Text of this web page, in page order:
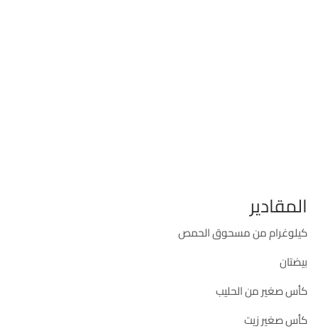
المقادير
كيلوغرام من مسحوق الحمص
بيضتان
كأس صغير من الحليب
كأس صغير زيت